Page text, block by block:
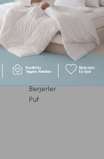
Koltuklar
Koltuklar
Kanepe
Köşe Koltuk
L Koltuk
İkili Koltuk
Tekli Koltuk
Berjerler
Puf